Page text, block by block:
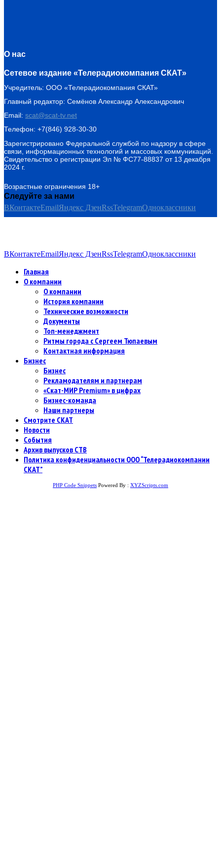
О нас
Сетевое издание «Телерадиокомпания СКАТ»
Учредитель: ООО «Телерадиокомпания СКАТ»
Главный редактор: Семёнов Александр Александрович
Email: scat@scat-tv.net
Телефон: +7(846) 928-30-30
Зарегистрировано Федеральной службой по надзору в сфере
связи, информационных технологий и массовых коммуникаций.
Свидетельство о регистрации Эл № ФС77-88837 от 13 декабря
2024 г.
Возрастные ограничения 18+
Следуйте за нами
ВКонтактеEmailЯндекс ДзенRssTelegramОдноклассники
ВКонтактеEmailЯндекс ДзенRssTelegramОдноклассники
Главная
О компании
О компании
История компании
Технические возможности
Документы
Топ-менеджмент
Ритмы города с Сергеем Тюпаевым
Контактная информация
Бизнес
Бизнес
Рекламодателям и партнерам
«Скат-МИР Premium» в цифрах
Бизнес-команда
Наши партнеры
Смотрите СКАТ
Новости
События
Архив выпусков СТВ
Политика конфиденциальности ООО “Телерадиокомпании
СКАТ”
PHP Code Snippets Powered By : XYZScripts.com